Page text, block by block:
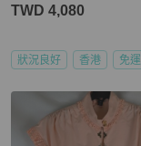
TWD 4,080
狀況良好 香港 免運